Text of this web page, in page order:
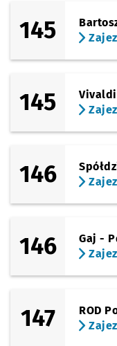
145
145
146
146
Gaj -
147
ROD